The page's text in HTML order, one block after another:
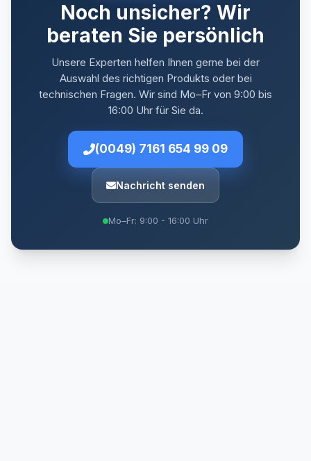
Noch unsicher? Wir
beraten Sie persönlich
Unsere Experten helfen Ihnen gerne bei der
Auswahl des richtigen Produkts oder bei
technischen Fragen. Wir sind Mo–Fr von 9:00 bis
16:00 Uhr für Sie da.
(0049) 7161 654 99 09
Nachricht senden
Mo–Fr: 9:00 - 16:00 Uhr